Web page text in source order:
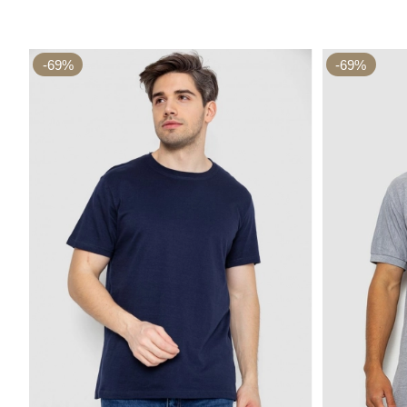
-69% -69%